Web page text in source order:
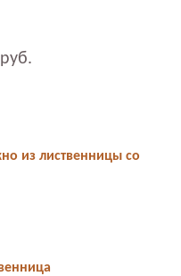
из лиственницы со